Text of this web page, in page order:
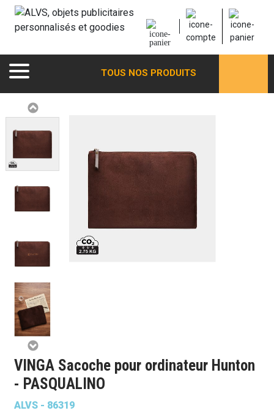
TOUS NOS PRODUITS
VINGA Sacoche pour ordinateur Hunton
- PASQUALINO
ALVS - 86319